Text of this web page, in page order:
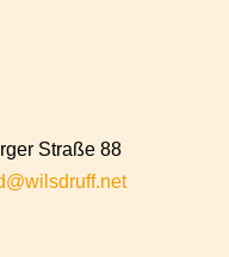
Straße 88